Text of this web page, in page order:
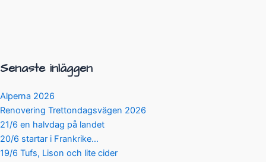
Senaste inläggen
Alperna 2026
Renovering Trettondagsvägen 2026
21/6 en halvdag på landet
20/6 startar i Frankrike…
19/6 Tufs, Lison och lite cider